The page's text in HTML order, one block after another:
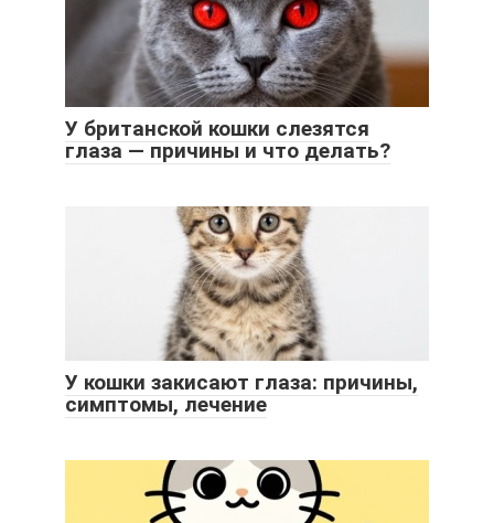
У британской кошки слезятся
глаза — причины и что делать?
У кошки закисают глаза: причины,
симптомы, лечение